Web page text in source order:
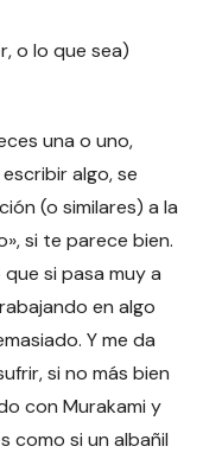
o lo que sea)
una o uno,
algo, se
(o similares) a la
si te parece bien.
si pasa muy a
en algo
Y me da
si no más bien
con Murakami y
como si un albañil